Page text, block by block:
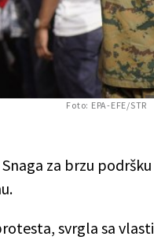
Foto: EPA-EFE/STR
za brzu podršku
svrgla sa vlasti